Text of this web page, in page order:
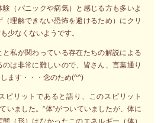
（パニックや病気）と感じる方も多いよ
理解できない恐怖を避けるため）にクリ
少なくないようです。
私が関わっている存在たちの解説による
は非常に難しいので、皆さん、言葉通り
ます・・・念のため(^^)
ピリットであると語り、このスピリット
いました。”体”がついていましたが、体に
（形）はなかったこのエネルギー（体）